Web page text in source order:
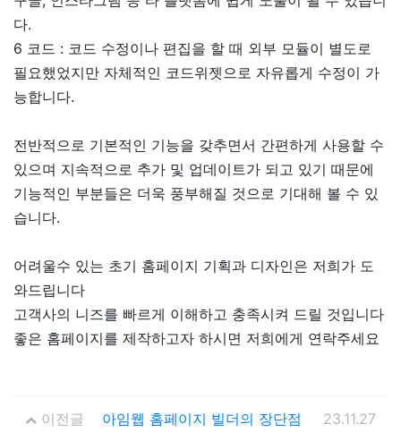
다.
6 코드 : 코드 수정이나 편집을 할 때 외부 모듈이 별도로
필요했었지만 자체적인 코드위젯으로 자유롭게 수정이 가
능합니다.
전반적으로 기본적인 기능을 갖추면서 간편하게 사용할 수
있으며 지속적으로 추가 및 업데이트가 되고 있기 때문에
기능적인 부분들은 더욱 풍부해질 것으로 기대해 볼 수 있
습니다.
어려울수 있는 초기 홈페이지 기획과 디자인은 저희가 도
와드립니다
고객사의 니즈를 빠르게 이해하고 충족시켜 드릴 것입니다
좋은 홈페이지를 제작하고자 하시면 저희에게 연락주세요
이전글 아임웹 홈페이지 빌더의 장단점 23.11.27